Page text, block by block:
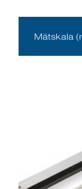
Mätskala